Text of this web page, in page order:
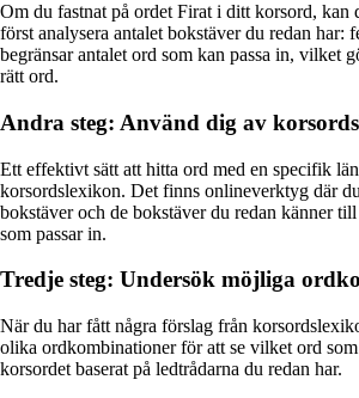
Om du fastnat på ordet Firat i ditt korsord, kan
först analysera antalet bokstäver du redan har:
begränsar antalet ord som kan passa in, vilket
rätt ord.
Andra steg: Använd dig av
Ett effektivt sätt att hitta ord med en specifik
korsordslexikon. Det finns onlineverktyg där
bokstäver och de bokstäver du redan känner
som passar in.
Tredje steg: Undersök möjliga
När du har fått några förslag från
olika ordkombinationer för att se vilket ord som
korsordet baserat på ledtrådarna du redan har.